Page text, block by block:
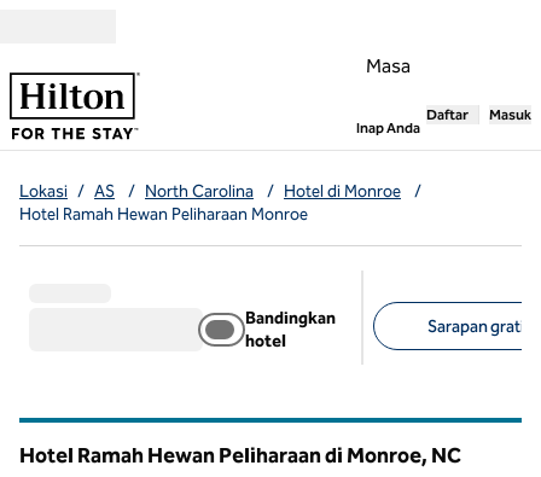
Masa
Inap Anda,Membuka
Daftar Masuk
Lokasi / AS / North Carolina / Hotel di Monroe
/
Hotel Ramah Hewan Peliharaan Monroe
Bandingkan
hotel
Sarapan gratis
Hotel Ramah Hewan Peliharaan di Monroe, NC